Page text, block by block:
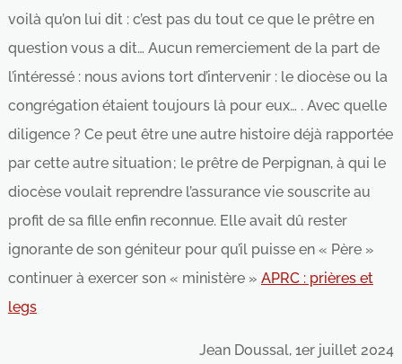
voilà qu’on lui dit : c’est pas du tout ce que le prêtre en
question vous a dit… Aucun remerciement de la part de
l’intéressé : nous avions tort d’intervenir : le diocèse ou la
congrégation étaient toujours là pour eux… . Avec quelle
diligence ? Ce peut être une autre histoire déjà rapportée
par cette autre situation ; le prêtre de Perpignan, à qui le
diocèse voulait reprendre l’assurance vie souscrite au
profit de sa fille enfin reconnue. Elle avait dû rester
ignorante de son géniteur pour qu’il puisse en « Père »
continuer à exercer son « ministère » APRC : prières et
legs
Jean Doussal, 1er juillet 2024